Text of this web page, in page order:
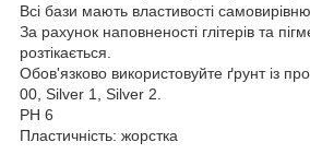
Всі бази мають властивості
За рахунок наповненості глітерів та
розтікається.
Обов'язково використовуйте ґрунт із
00, Silver 1, Silver 2.
РН 6
Пластичність: жорстка